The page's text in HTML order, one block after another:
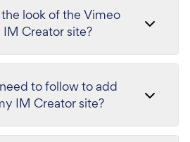
look of the Vimeo
Creator site?
to follow to add
IM Creator site?